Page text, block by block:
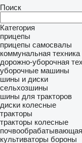
Поиск
Категория
прицепы
прицепы самосвалы
коммунальная техника
дорожно-уборочная
уборочные машины
шины и диски
сельхозшины
шины для тракторов
диски колесные
тракторы
тракторы колесные
культиваторы бороны